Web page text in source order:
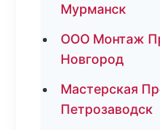
Мурманск
ООО Монтаж
Новгород
Мастерская
Петрозаводск